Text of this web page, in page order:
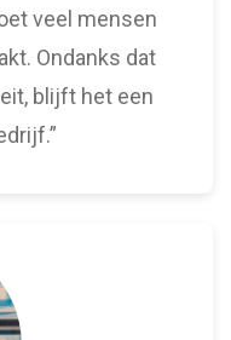
veel mensen
Ondanks dat
blijft het een